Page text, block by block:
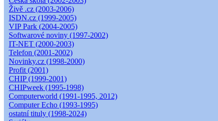
Živě .cz (2003-2006)
ISDN.cz (1999-2005)
VIP Park (2004-2005)
Softwarové noviny (1997-2002)
IT-NET (2000-2003)
Telefon (2001-2002)
Novinky.cz (1998-2000)
Profit (2001)
CHIP (1999-2001)
CHIPweek (1995-1998)
Computerworld (1991-1995, 2012)
Computer Echo (1993-1995)
ostatní tituly (1998-2024)